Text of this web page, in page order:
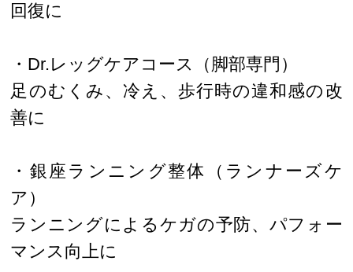
回復に
・Dr.レッグケアコース（脚部専門）
足のむくみ、冷え、歩行時の違和感の改
善に
・銀座ランニング整体（ランナーズケ
ア）
ランニングによるケガの予防、パフォー
マンス向上に